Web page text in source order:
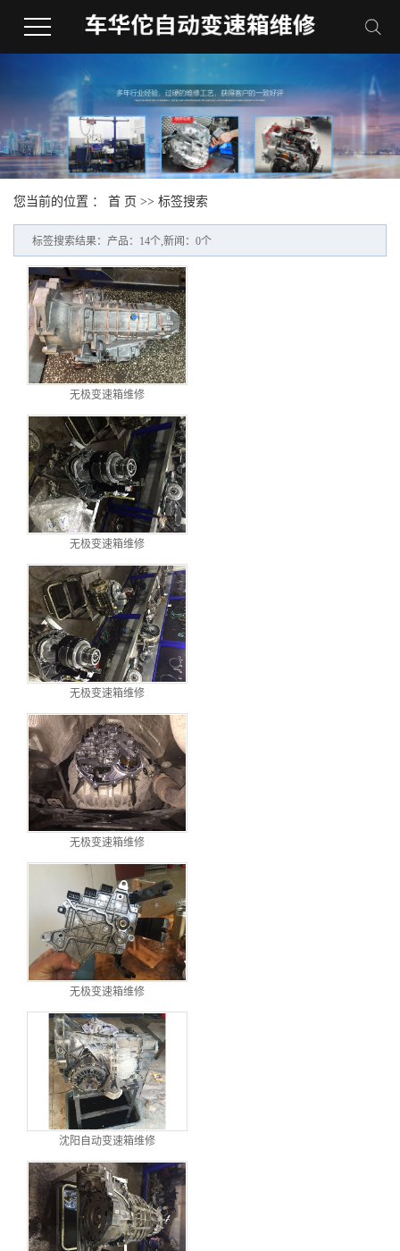
您当前的位置 ： 首 页 >> 标签搜索
标签搜索结果：产品：14个,新闻：0个
无极变速箱维修
无极变速箱维修
无极变速箱维修
无极变速箱维修
无极变速箱维修
沈阳自动变速箱维修